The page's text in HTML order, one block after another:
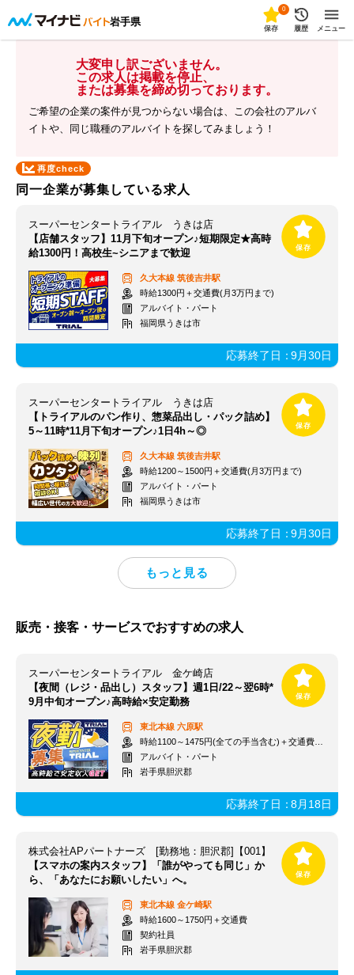
岩手県
0
保存 履歴 メニュー
大変申し訳ございません。
この求人は掲載を停止、
または募集を締め切っております。
ご希望の企業の案件が見つからない場合は、この会社のアルバ
イトや、同じ職種のアルバイトを探してみましょう！
再度check
同一企業が募集している求人
スーパーセンタートライアル うきは店
【店舗スタッフ】11月下旬オープン♪短期限定★高時
給1300円！高校生~シニアまで歓迎
久大本線 筑後吉井駅
時給1300円＋交通費(月3万円まで)
アルバイト・パート
福岡県うきは市
応募終了日：9月30日
スーパーセンタートライアル うきは店
【トライアルのパン作り、惣菜品出し・パック詰め】
5～11時*11月下旬オープン♪1日4h～◎
久大本線 筑後吉井駅
時給1200～1500円＋交通費(月3万円まで)
アルバイト・パート
福岡県うきは市
応募終了日：9月30日
販売・接客・サービスでおすすめの求人
スーパーセンタートライアル 金ケ崎店
【夜間（レジ・品出し）スタッフ】週1日/22～翌6時*
9月中旬オープン♪高時給×安定勤務
東北本線 六原駅
時給1100～1475円(全ての手当含む)＋交通費(月3万円まで)
アルバイト・パート
岩手県胆沢郡
応募終了日：8月18日
株式会社APパートナーズ [勤務地：胆沢郡]【001】
【スマホの案内スタッフ】「誰がやっても同じ」か
ら、「あなたにお願いしたい」へ。
東北本線 金ケ崎駅
時給1600～1750円＋交通費
契約社員
岩手県胆沢郡